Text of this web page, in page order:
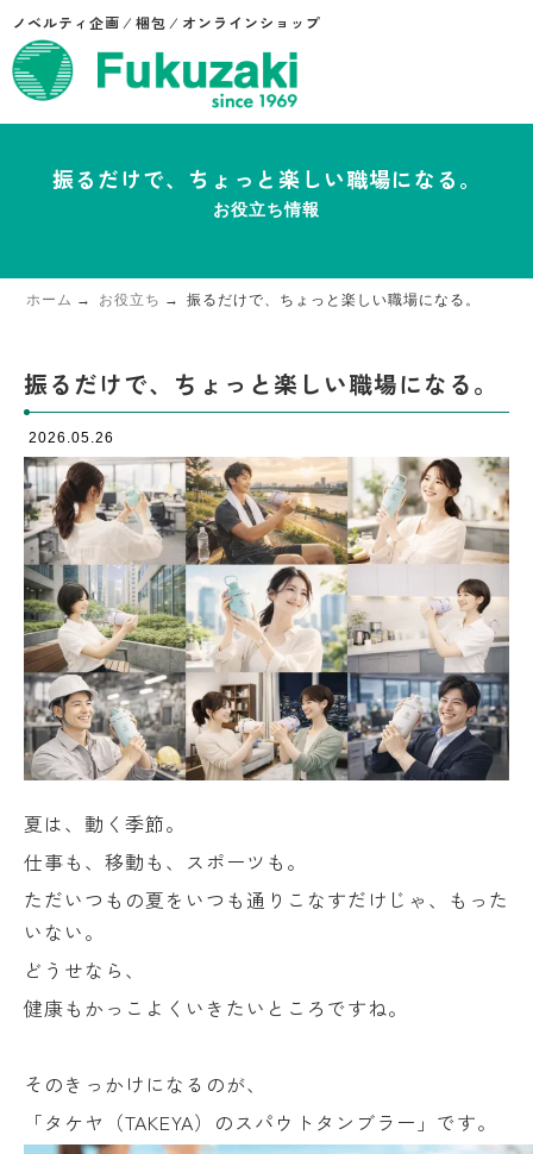
ノベルティ企画 ⁄ 梱包 ⁄ オンラインショップ
振るだけで、ちょっと楽しい職場になる。
お役立ち情報
ホーム お役立ち 振るだけで、ちょっと楽しい職場になる。
振るだけで、ちょっと楽しい職場になる。
2026.05.26
夏は、動く季節。
仕事も、移動も、スポーツも。
ただいつもの夏をいつも通りこなすだけじゃ、もった
いない。
どうせなら、
健康もかっこよくいきたいところですね。
そのきっかけになるのが、
「タケヤ（TAKEYA）のスパウトタンブラー」です。